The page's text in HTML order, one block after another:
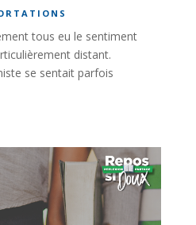
tous eu le sentiment
distant.
se sentait parfois